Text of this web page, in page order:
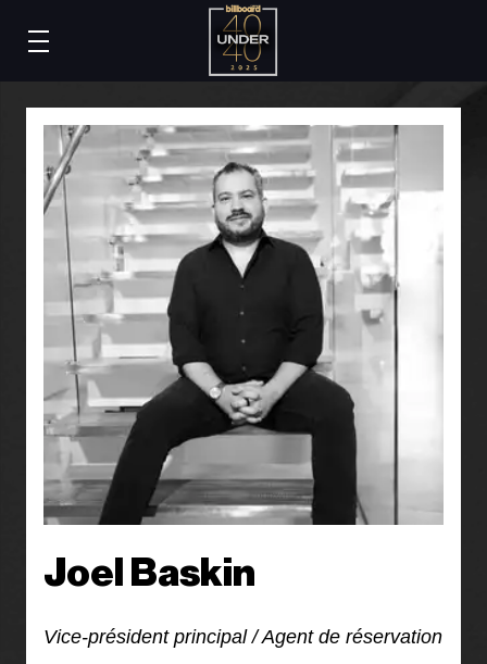
Joel Baskin
Vice-président principal / Agent de réservation